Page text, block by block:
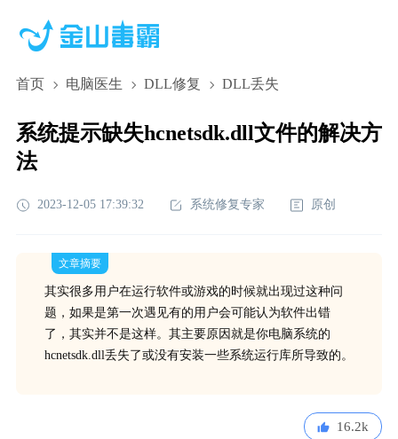
首页 电脑医生 DLL修复 DLL丢失
系统提示缺失hcnetsdk.dll文件的解决方
法
2023-12-05 17:39:32 系统修复专家 原创
文章摘要
其实很多用户在运行软件或游戏的时候就出现过这种问
题，如果是第一次遇见有的用户会可能认为软件出错
了，其实并不是这样。其主要原因就是你电脑系统的
hcnetsdk.dll丢失了或没有安装一些系统运行库所导致的。
16.2k